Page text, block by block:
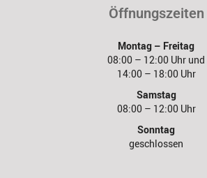
Öffnungszeiten
Montag – Freitag
08:00 – 12:00 Uhr und
14:00 – 18:00 Uhr
Samstag
08:00 – 12:00 Uhr
Sonntag
geschlossen